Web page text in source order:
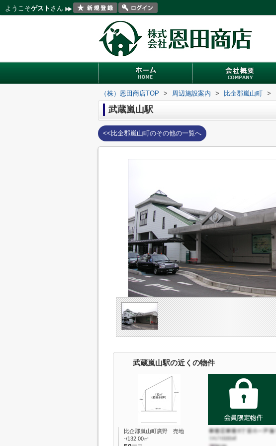
ようこそゲスト さん
（株）恩田商店TOP > 周辺施設案内 > 比企郡嵐山町 >
武蔵嵐山駅
<<比企郡嵐山町のその他の一覧へ
武蔵嵐山駅の近くの物件
比企郡嵐山町廣野 売地
-/132.00㎡